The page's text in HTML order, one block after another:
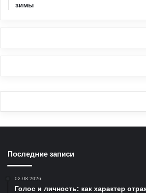
зимы
Последние записи
02.08.2026
Голос и личность: как характер